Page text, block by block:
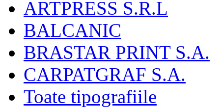
ARTPRESS S.R.L
BALCANIC
BRASTAR PRINT S.A.
CARPATGRAF S.A.
Toate tipografiile